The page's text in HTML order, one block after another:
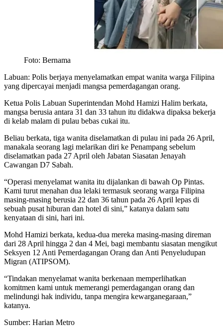
Foto: Bernama
Labuan: Polis berjaya menyelamatkan empat wanita warga Filipina
yang dipercayai menjadi mangsa pemerdagangan orang.
Ketua Polis Labuan Superintendan Mohd Hamizi Halim berkata,
mangsa berusia antara 31 dan 33 tahun itu didakwa dipaksa bekerja
di kelab malam di pulau bebas cukai itu.
Beliau berkata, tiga wanita diselamatkan di pulau ini pada 26 April,
manakala seorang lagi melarikan diri ke Penampang sebelum
diselamatkan pada 27 April oleh Jabatan Siasatan Jenayah
Cawangan D7 Sabah.
“Operasi menyelamat wanita itu dijalankan di bawah Op Pintas.
Kami turut menahan dua lelaki termasuk seorang warga Filipina
masing-masing berusia 22 dan 36 tahun pada 26 April lepas di
sebuah pusat hiburan dan hotel di sini,” katanya dalam satu
kenyataan di sini, hari ini.
Mohd Hamizi berkata, kedua-dua mereka masing-masing direman
dari 28 April hingga 2 dan 4 Mei, bagi membantu siasatan mengikut
Seksyen 12 Anti Pemerdagangan Orang dan Anti Penyeludupan
Migran (ATIPSOM).
“Tindakan menyelamat wanita berkenaan memperlihatkan
komitmen kami untuk memerangi pemerdagangan orang dan
melindungi hak individu, tanpa mengira kewarganegaraan,”
katanya.
Sumber: Harian Metro